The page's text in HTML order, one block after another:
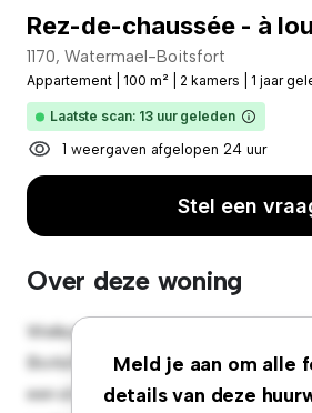
Rez-de-chaussée - à
1170, Watermael-Boitsfort
Appartement 100 m² 2 kamers 1 jaar
Laatste scan: 13 uur geleden
1 weergaven afgelopen 24 uur
Stel een
Over deze woning
Meld je aan om alle
details van deze
Welkom bij je nieuwe toevluchtsoord
Boitsfort! Dit moderne 2-
een stijlvolle en gezellige